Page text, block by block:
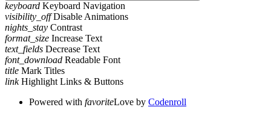
keyboard Keyboard Navigation
visibility_off Disable Animations
nights_stay Contrast
format_size Increase Text
text_fields Decrease Text
font_download Readable Font
title Mark Titles
link Highlight Links & Buttons
Powered with favoriteLove by Codenroll